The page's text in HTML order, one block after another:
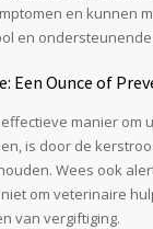
en kunnen
en
Een Ounce of
manier om
is door de
Wees ook
om veterinaire
van vergiftiging.